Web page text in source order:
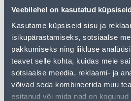
Veebilehel on kasutatud
Kasutame küpsiseid sisu ja
isikupärastamiseks, sotsiaalse
pakkumiseks ning liikluse
teavet selle kohta, kuidas meie
sotsiaalse meedia, reklaami- ja
võivad seda kombineerida muu
esitanud või mida nad on
• Barlineki laudparkett on
(tamm).
• Parketi pinnaviimistlus on matt
• Ühes pakis on 7 paneeli.
laius 18 cm, kõrgus 1,4 cm.
• 14-päevane tagastusõigus.